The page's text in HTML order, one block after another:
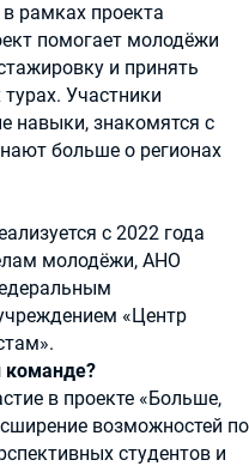
рамках проекта
помогает молодёжи
и принять
Участники
навыки, знакомятся с
больше о регионах
с 2022 года
молодёжи, АНО
«Центр
команде?
в проекте «Больше,
возможностей по
студентов и